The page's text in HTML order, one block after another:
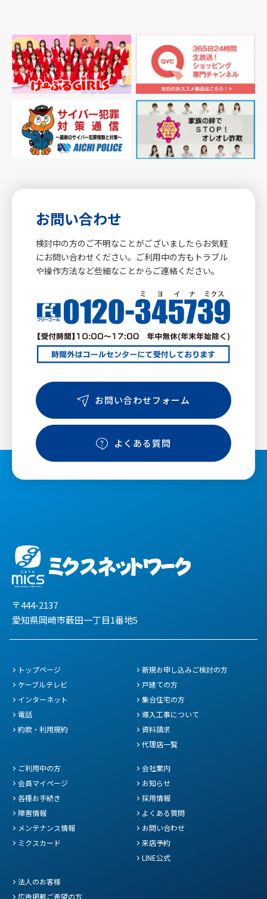
お問い合わせ
検討中の方のご不明なことがございましたらお気軽
にお問い合わせください。ご利用中の方もトラブル
や操作方法など些細なことからご連絡ください。
お問い合わせフォーム
よくある質問
〒444-2137
愛知県岡崎市薮田一丁目1番地5
トップページ
ケーブルテレビ
インターネット
電話
約款・利用規約
新規お申し込みご検討の方
戸建ての方
集合住宅の方
導入工事について
資料請求
代理店一覧
ご利用中の方
会員マイページ
各種お手続き
障害情報
メンテナンス情報
ミクスカード
会社案内
お知らせ
採用情報
よくある質問
お問い合わせ
来店予約
LINE公式
法人のお客様
広告掲載ご希望の方